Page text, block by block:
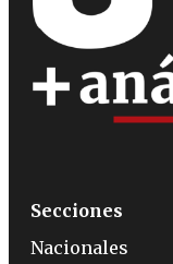
Secciones
Nacionales